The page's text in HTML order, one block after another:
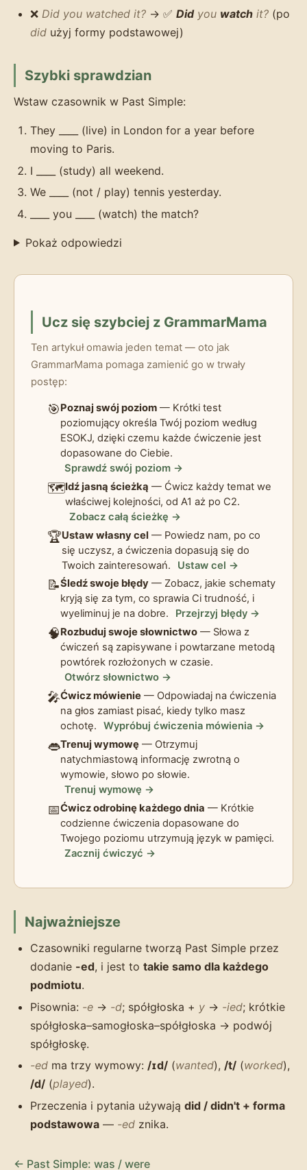
❌ Did you watched it? → ✅ Didyou watch it? (po
did użyj formy podstawowej)
Szybki sprawdzian
Wstaw czasownik w Past Simple:
They ____ (live) in London for a year before
moving to Paris.
I ____ (study) all weekend.
We ____ (not / play) tennis yesterday.
____ you ____ (watch) the match?
Pokaż odpowiedzi
Ucz się szybciej z GrammarMama
Ten artykuł omawia jeden temat — oto jak
GrammarMama pomaga zamienić go w trwały
postęp:
🎯Poznaj swój poziom — Krótki test
poziomujący określa Twój poziom według
ESOKJ, dzięki czemu każde ćwiczenie jest
dopasowane do Ciebie.
Sprawdź swój poziom →
🗺️Idź jasną ścieżką — Ćwicz każdy temat we
właściwej kolejności, od A1 aż po C2.
Zobacz całą ścieżkę →
🏆Ustaw własny cel — Powiedz nam, po co
się uczysz, a ćwiczenia dopasują się do
Twoich zainteresowań.
Ustaw cel →
📝Śledź swoje błędy — Zobacz, jakie schematy
kryją się za tym, co sprawia Ci trudność, i
wyeliminuj je na dobre.
Przejrzyj błędy →
🧠Rozbuduj swoje słownictwo — Słowa z
ćwiczeń są zapisywane i powtarzane metodą
powtórek rozłożonych w czasie.
Otwórz słownictwo →
🎤Ćwicz mówienie — Odpowiadaj na ćwiczenia
na głos zamiast pisać, kiedy tylko masz
ochotę.
Wypróbuj ćwiczenia mówienia →
👄Trenuj wymowę — Otrzymuj
natychmiastową informację zwrotną o
wymowie, słowo po słowie.
Trenuj wymowę →
📅Ćwicz odrobinę każdego dnia — Krótkie
codzienne ćwiczenia dopasowane do
Twojego poziomu utrzymują język w pamięci.
Zacznij ćwiczyć →
Najważniejsze
Czasowniki regularne tworzą Past Simple przez
dodanie -ed, i jest to takie samo dla każdego
podmiotu.
Pisownia: -e → -d; spółgłoska + y → -ied; krótkie
spółgłoska–samogłoska–spółgłoska → podwój
spółgłoskę.
-ed ma trzy wymowy: /ɪd/ (wanted), /t/ (worked),
/d/ (played).
Przeczenia i pytania używają did / didn't + forma
podstawowa — -ed znika.
← Past Simple: was / were